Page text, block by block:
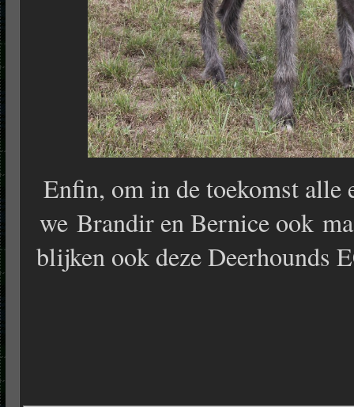
Enfin, om in de toekomst alle
we Brandir en Bernice ook
blijken ook deze Deerhounds